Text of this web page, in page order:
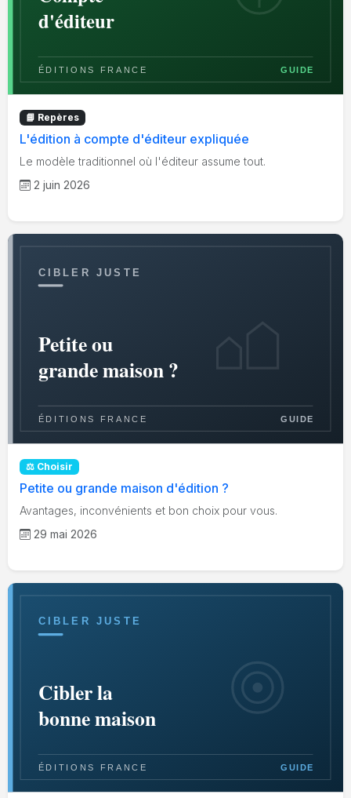
📘 Repères
L'édition à compte d'éditeur expliquée
Le modèle traditionnel où l'éditeur assume tout.
2 juin 2026
⚖️ Choisir
Petite ou grande maison d'édition ?
Avantages, inconvénients et bon choix pour vous.
29 mai 2026